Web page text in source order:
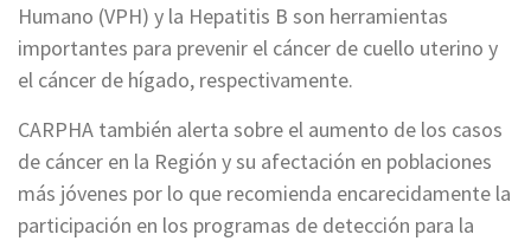
Humano (VPH) y la Hepatitis B son herramientas
importantes para prevenir el cáncer de cuello uterino y
el cáncer de hígado, respectivamente.
CARPHA también alerta sobre el aumento de los casos
de cáncer en la Región y su afectación en poblaciones
más jóvenes por lo que recomienda encarecidamente la
participación en los programas de detección para la